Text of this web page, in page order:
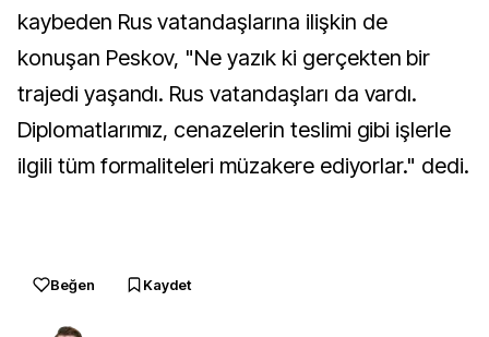
kaybeden Rus vatandaşlarına ilişkin de
konuşan Peskov, "Ne yazık ki gerçekten bir
trajedi yaşandı. Rus vatandaşları da vardı.
Diplomatlarımız, cenazelerin teslimi gibi işlerle
ilgili tüm formaliteleri müzakere ediyorlar." dedi.
Beğen Kaydet